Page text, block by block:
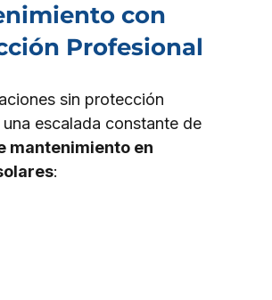
con
Profesional
sin protección
escalada constante de
mantenimiento en
: